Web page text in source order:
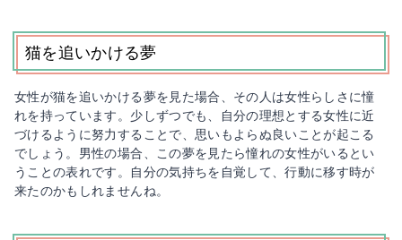
猫を追いかける夢
女性が猫を追いかける夢を見た場合、その人は女性らしさに憧
れを持っています。少しずつでも、自分の理想とする女性に近
づけるように努力することで、思いもよらぬ良いことが起こる
でしょう。男性の場合、この夢を見たら憧れの女性がいるとい
うことの表れです。自分の気持ちを自覚して、行動に移す時が
来たのかもしれませんね。